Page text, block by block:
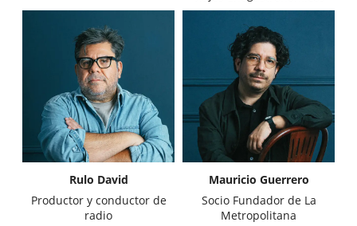
Rulo David
Productor y conductor de
radio
Mauricio Guerrero
Socio Fundador de La
Metropolitana